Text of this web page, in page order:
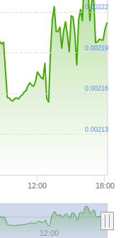
12:00 18:00
12:00
0.00213
0.00216
0.00219
0.00222